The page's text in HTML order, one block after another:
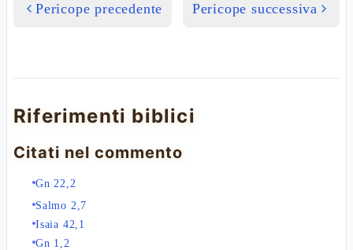
Pericope precedente Pericope successiva
Riferimenti biblici
Citati nel commento
Gn 22,2
Salmo 2,7
Isaia 42,1
Gn 1,2